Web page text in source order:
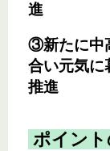
進
③新たに中
合い元気に
推進
ポイン